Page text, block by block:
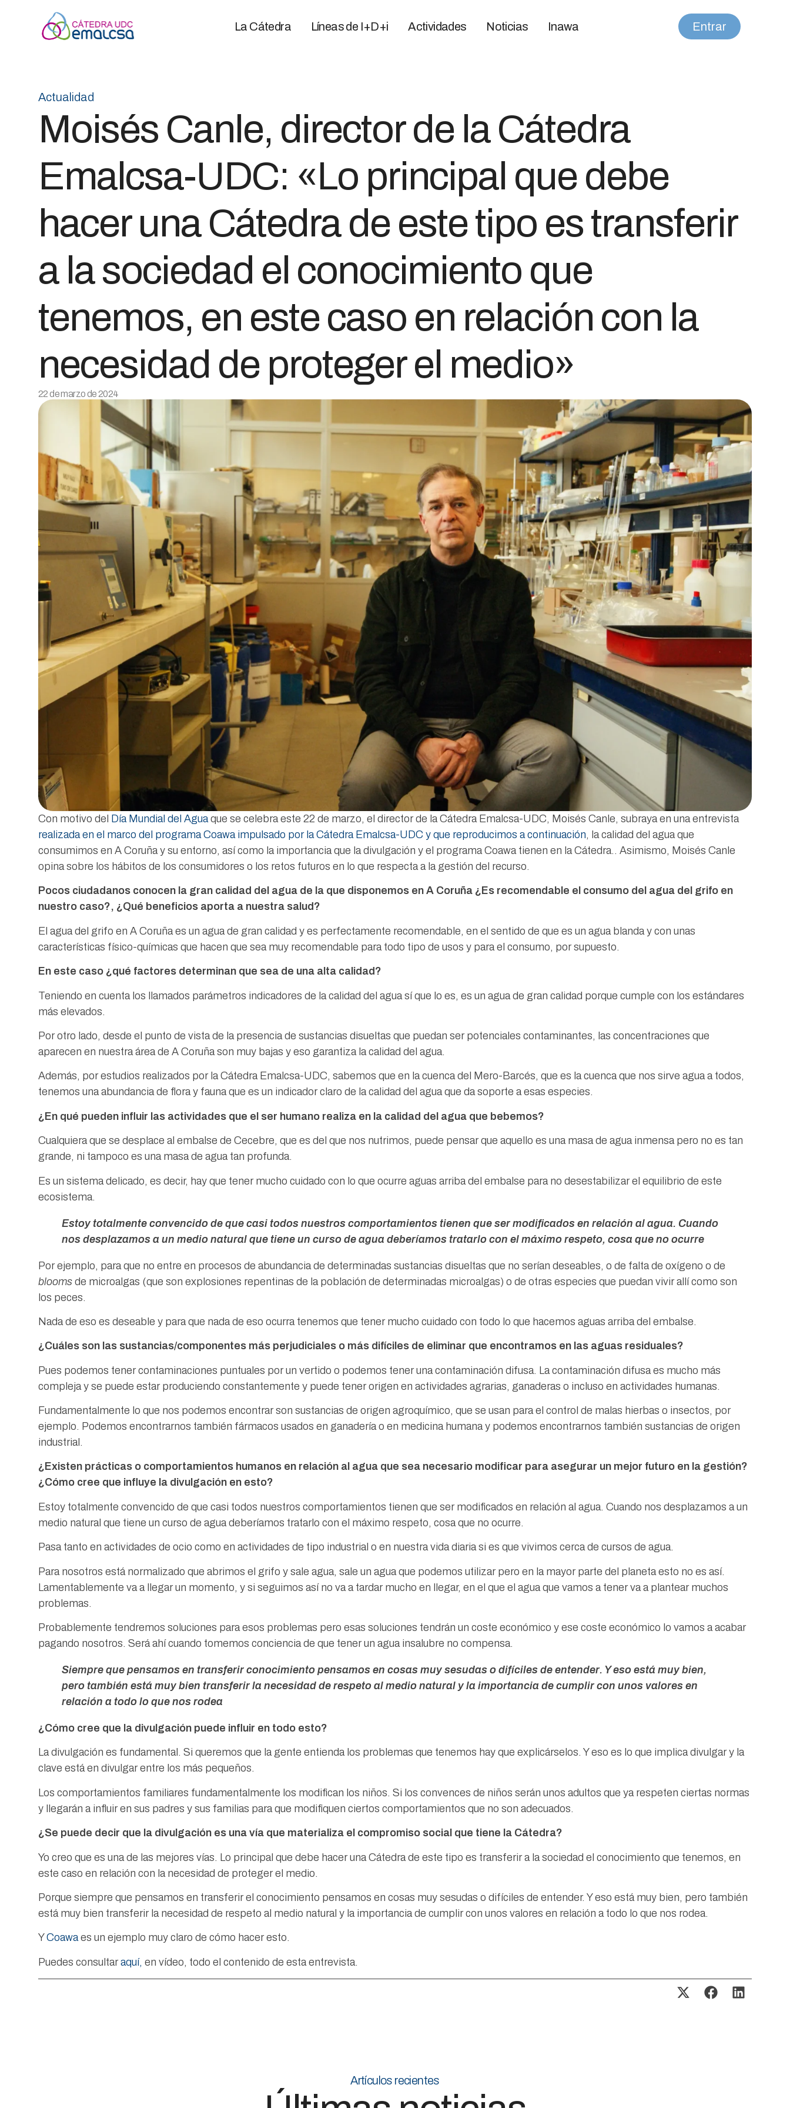
La Cátedra Líneas de I+D+i Actividades Noticias Inawa Entrar
Actualidad
Moisés Canle, director de la Cátedra
Emalcsa-UDC: «Lo principal que debe
hacer una Cátedra de este tipo es transferir
a la sociedad el conocimiento que
tenemos, en este caso en relación con la
necesidad de proteger el medio»
22 de marzo de 2024
Con motivo del Día Mundial del Aguaque se celebra este 22 de marzo, el director de la Cátedra Emalcsa-UDC, Moisés Canle, subraya en una entrevista
realizada en el marco del programa Coawa impulsado por la Cátedra Emalcsa-UDC y que reproducimos a continuación, la calidad del agua que
consumimos en A Coruña y su entorno, así como la importancia que la divulgación y el programa Coawa tienen en la Cátedra.. Asimismo, Moisés Canle
opina sobre los hábitos de los consumidores o los retos futuros en lo que respecta a la gestión del recurso.
Pocos ciudadanos conocen la gran calidad del agua de la que disponemos en A Coruña ¿Es recomendable el consumo del agua del grifo en
nuestro caso?, ¿Qué beneficios aporta a nuestra salud?
El agua del grifo en A Coruña es un agua de gran calidad y es perfectamente recomendable, en el sentido de que es un agua blanda y con unas
características físico-químicas que hacen que sea muy recomendable para todo tipo de usos y para el consumo, por supuesto.
En este caso ¿qué factores determinan que sea de una alta calidad?
Teniendo en cuenta los llamados parámetros indicadores de la calidad del agua sí que lo es, es un agua de gran calidad porque cumple con los estándares
más elevados.
Por otro lado, desde el punto de vista de la presencia de sustancias disueltas que puedan ser potenciales contaminantes, las concentraciones que
aparecen en nuestra área de A Coruña son muy bajas y eso garantiza la calidad del agua.
Además, por estudios realizados por la Cátedra Emalcsa-UDC, sabemos que en la cuenca del Mero-Barcés, que es la cuenca que nos sirve agua a todos,
tenemos una abundancia de flora y fauna que es un indicador claro de la calidad del agua que da soporte a esas especies.
¿En qué pueden influir las actividades que el ser humano realiza en la calidad del agua que bebemos?
Cualquiera que se desplace al embalse de Cecebre, que es del que nos nutrimos, puede pensar que aquello es una masa de agua inmensa pero no es tan
grande, ni tampoco es una masa de agua tan profunda.
Es un sistema delicado, es decir, hay que tener mucho cuidado con lo que ocurre aguas arriba del embalse para no desestabilizar el equilibrio de este
ecosistema.
Estoy totalmente convencido de que casi todos nuestros comportamientos tienen que ser modificados en relación al agua. Cuando
nos desplazamos a un medio natural que tiene un curso de agua deberíamos tratarlo con el máximo respeto, cosa que no ocurre
Por ejemplo, para que no entre en procesos de abundancia de determinadas sustancias disueltas que no serían deseables, o de falta de oxígeno o de
blooms de microalgas (que son explosiones repentinas de la población de determinadas microalgas) o de otras especies que puedan vivir allí como son
los peces.
Nada de eso es deseable y para que nada de eso ocurra tenemos que tener mucho cuidado con todo lo que hacemos aguas arriba del embalse.
¿Cuáles son las sustancias/componentes más perjudiciales o más difíciles de eliminar que encontramos en las aguas residuales?
Pues podemos tener contaminaciones puntuales por un vertido o podemos tener una contaminación difusa. La contaminación difusa es mucho más
compleja y se puede estar produciendo constantemente y puede tener origen en actividades agrarias, ganaderas o incluso en actividades humanas.
Fundamentalmente lo que nos podemos encontrar son sustancias de origen agroquímico, que se usan para el control de malas hierbas o insectos, por
ejemplo. Podemos encontrarnos también fármacos usados en ganadería o en medicina humana y podemos encontrarnos también sustancias de origen
industrial.
¿Existen prácticas o comportamientos humanos en relación al agua que sea necesario modificar para asegurar un mejor futuro en la gestión?
¿Cómo cree que influye la divulgación en esto?
Estoy totalmente convencido de que casi todos nuestros comportamientos tienen que ser modificados en relación al agua. Cuando nos desplazamos a un
medio natural que tiene un curso de agua deberíamos tratarlo con el máximo respeto, cosa que no ocurre.
Pasa tanto en actividades de ocio como en actividades de tipo industrial o en nuestra vida diaria si es que vivimos cerca de cursos de agua.
Para nosotros está normalizado que abrimos el grifo y sale agua, sale un agua que podemos utilizar pero en la mayor parte del planeta esto no es así.
Lamentablemente va a llegar un momento, y si seguimos así no va a tardar mucho en llegar, en el que el agua que vamos a tener va a plantear muchos
problemas.
Probablemente tendremos soluciones para esos problemas pero esas soluciones tendrán un coste económico y ese coste económico lo vamos a acabar
pagando nosotros. Será ahí cuando tomemos conciencia de que tener un agua insalubre no compensa.
Siempre que pensamos en transferir conocimiento pensamos en cosas muy sesudas o difíciles de entender. Y eso está muy bien,
pero también está muy bien transferir la necesidad de respeto al medio natural y la importancia de cumplir con unos valores en
relación a todo lo que nos rodea
¿Cómo cree que la divulgación puede influir en todo esto?
La divulgación es fundamental. Si queremos que la gente entienda los problemas que tenemos hay que explicárselos. Y eso es lo que implica divulgar y la
clave está en divulgar entre los más pequeños.
Los comportamientos familiares fundamentalmente los modifican los niños. Si los convences de niños serán unos adultos que ya respeten ciertas normas
y llegarán a influir en sus padres y sus familias para que modifiquen ciertos comportamientos que no son adecuados.
¿Se puede decir que la divulgación es una vía que materializa el compromiso social que tiene la Cátedra?
Yo creo que es una de las mejores vías. Lo principal que debe hacer una Cátedra de este tipo es transferir a la sociedad el conocimiento que tenemos, en
este caso en relación con la necesidad de proteger el medio.
Porque siempre que pensamos en transferir el conocimiento pensamos en cosas muy sesudas o difíciles de entender. Y eso está muy bien, pero también
está muy bien transferir la necesidad de respeto al medio natural y la importancia de cumplir con unos valores en relación a todo lo que nos rodea.
YCoawaes un ejemplo muy claro de cómo hacer esto.
Puedes consultaraquí, en vídeo, todo el contenido de esta entrevista.
Artículos recientes